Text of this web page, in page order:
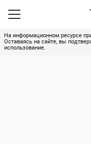
На информационном ресурсе
Оставаясь на сайте, вы
использование.